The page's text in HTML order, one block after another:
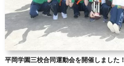
平岡学園三校合同運動会を開催しました！